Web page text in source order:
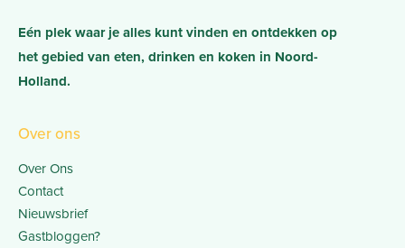
Eén plek waar je alles kunt vinden en ontdekken op
het gebied van eten, drinken en koken in Noord-
Holland.
Over ons
Over Ons
Contact
Nieuwsbrief
Gastbloggen?